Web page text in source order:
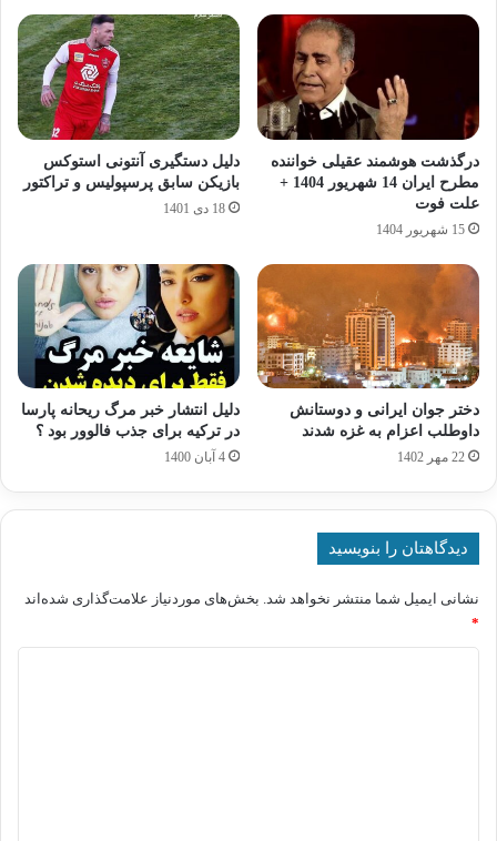
درگذشت هوشمند عقیلی خواننده
مطرح ایران 14 شهریور 1404 +
علت فوت
15 شهریور 1404
دلیل دستگیری آنتونی استوکس
بازیکن سابق پرسپولیس و تراکتور
18 دی 1401
دختر جوان ایرانی و دوستانش
داوطلب اعزام به غزه شدند
22 مهر 1402
دلیل انتشار خبر مرگ ریحانه پارسا
در ترکیه برای جذب فالوور بود ؟
4 آبان 1400
دیدگاهتان را بنویسید
نشانی ایمیل شما منتشر نخواهد شد. بخش‌های موردنیاز علامت‌گذاری شده‌اند
*